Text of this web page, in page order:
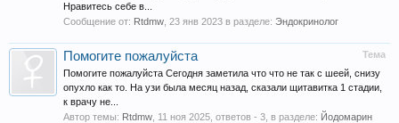
Нравитесь себе в...
Сообщение от: Rtdmw 23 янв 2023 в разделе: Эндокринолог
Тема
Помогите пожалуйста
Помогите пожалуйста Сегодня заметила что что не так с шеей, снизу
опухло как то. На узи была месяц назад, сказали щитавитка 1 стадии,
к врачу не...
Автор темы: Rtdmw 11 ноя 2025 , ответов - 3, в разделе: Йодомарин